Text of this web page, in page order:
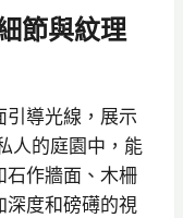
節與紋理
引導光線，展示
人的庭園中，能
石作牆面、木柵
深度和磅礡的視